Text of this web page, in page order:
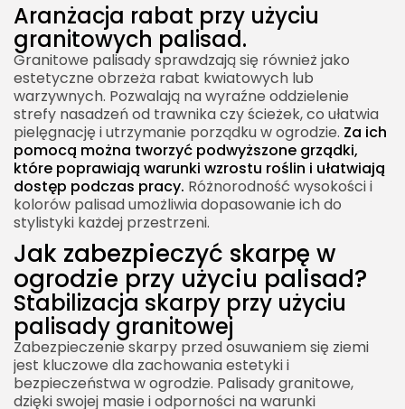
Aranżacja rabat przy użyciu
granitowych palisad.
Granitowe palisady sprawdzają się również jako
estetyczne obrzeża rabat kwiatowych lub
warzywnych. Pozwalają na wyraźne oddzielenie
strefy nasadzeń od trawnika czy ścieżek, co ułatwia
pielęgnację i utrzymanie porządku w ogrodzie. Za ich
pomocą można tworzyć podwyższone grządki,
które poprawiają warunki wzrostu roślin i ułatwiają
dostęp podczas pracy. Różnorodność wysokości i
kolorów palisad umożliwia dopasowanie ich do
stylistyki każdej przestrzeni.
Jak zabezpieczyć skarpę w
ogrodzie przy użyciu palisad?
Stabilizacja skarpy przy użyciu
palisady granitowej
Zabezpieczenie skarpy przed osuwaniem się ziemi
jest kluczowe dla zachowania estetyki i
bezpieczeństwa w ogrodzie. Palisady granitowe,
dzięki swojej masie i odporności na warunki